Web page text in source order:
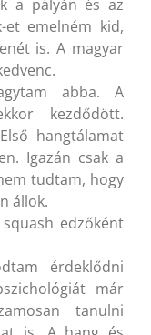
a pályán és az
et emelném kid,
is. A magyar
abba. A
kezdődött.
hangtálamat
Igazán csak a
tudtam, hogy
állok.
edzőként
érdeklődni
már
tanulni